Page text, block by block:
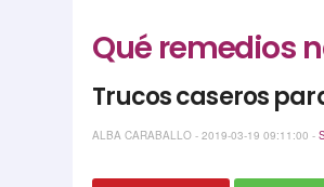
Qué remedios
Trucos caseros
ALBA CARABALLO - 2019-03-19 09:11:00 -